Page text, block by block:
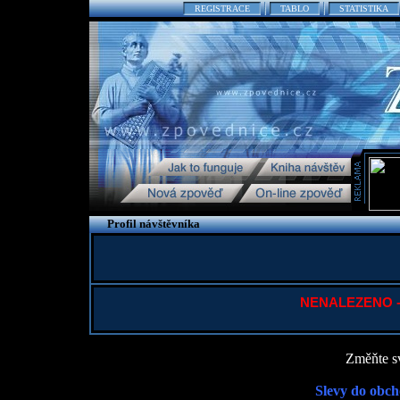
REGISTRACE TABLO STATISTIKA
Profil návštěvníka
NENALEZENO
Změňte
Slevy do